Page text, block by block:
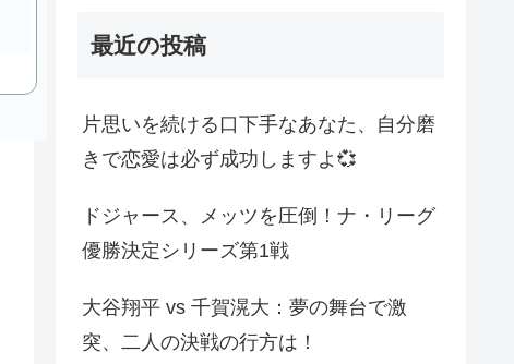
最近の投稿
片思いを続ける口下手なあなた、自分磨
きで恋愛は必ず成功しますよ💞
ドジャース、メッツを圧倒！ナ・リーグ
優勝決定シリーズ第1戦
大谷翔平 vs 千賀滉大：夢の舞台で激
突、二人の決戦の行方は！